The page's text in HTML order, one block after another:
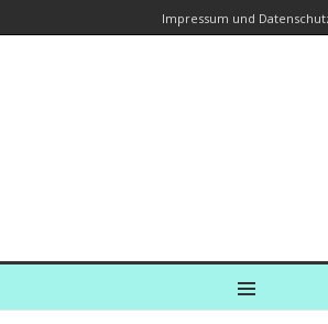
Impressum und
MENU